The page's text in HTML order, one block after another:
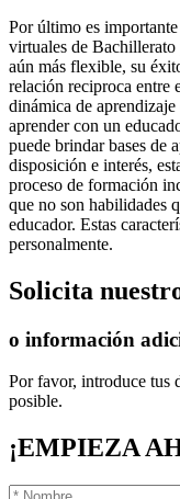
Por último es
virtuales de
aún más flexible, su
relación reciproca entre
dinámica de
aprender con un
puede brindar bases de
disposición e interés,
proceso de formación
que no son habilidades
educador. Estas
personalmente.
Solicita
o información
Por favor, introduce tus
posible.
¡EMPIEZA